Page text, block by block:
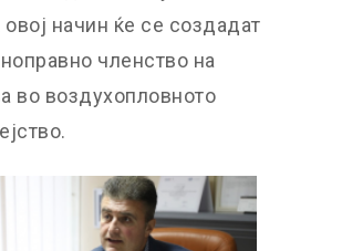
начин ќе се создадат
членство на
во воздухопловното